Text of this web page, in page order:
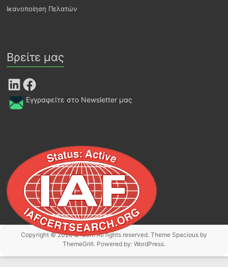
Ικανοποίηση Πελατών
Βρείτε μας
LinkedIn Facebook
Εγγραφείτε στο Newsletter μας
Copyright © 2026Q-Cert. All rights reserved. Theme Spaciousby
ThemeGrill. Powered by: WordPress.